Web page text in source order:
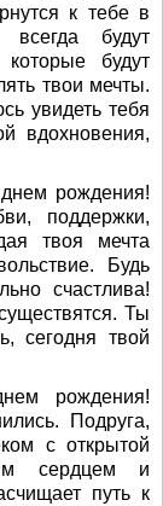
к тебе в
будут
будут
твои мечты.
увидеть тебя
вдохновения,
рождения!
поддержки,
твоя мечта
Будь
счастлива!
Ты
сегодня твой
рождения!
Подруга,
с открытой
сердцем и
путь к